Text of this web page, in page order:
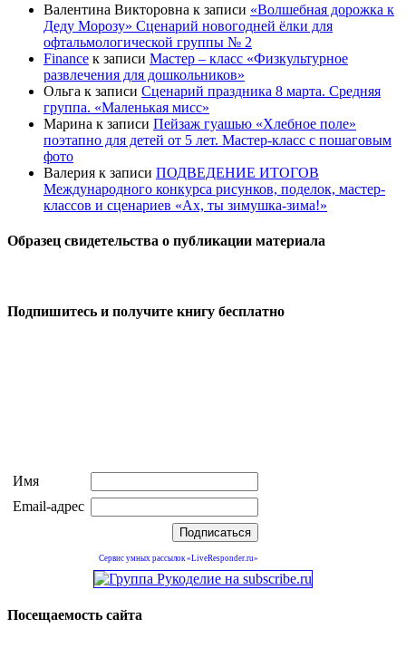
Валентина Викторовна к записи «Волшебная дорожка к
Деду Морозу» Сценарий новогодней ёлки для
офтальмологической группы № 2
Finance к записи Мастер – класс «Физкультурное
развлечения для дошкольников»
Ольга к записи Сценарий праздника 8 марта. Средняя
группа. «Маленькая мисс»
Марина к записи Пейзаж гуашью «Хлебное поле»
поэтапно для детей от 5 лет. Мастер-класс с пошаговым
фото
Валерия к записи ПОДВЕДЕНИЕ ИТОГОВ
Международного конкурса рисунков, поделок, мастер-
классов и сценариев «Ах, ты зимушка-зима!»
Образец свидетельства о публикации материала
Подпишитесь и получите книгу бесплатно
Имя
Email-адрес
Сервис умных рассылок «LiveResponder.ru»
Посещаемость сайта